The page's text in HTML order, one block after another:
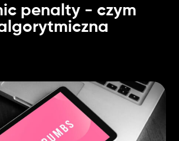
penalty - czym